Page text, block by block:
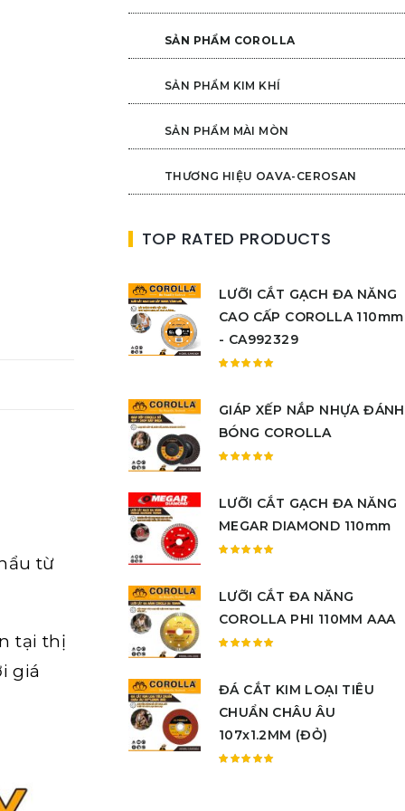
từ
tại thị
giá
SẢN PHẨM COROLLA
SẢN PHẨM KIM KHÍ
SẢN PHẨM MÀI MÒN
THƯƠNG HIỆU OAVA-CEROSAN
TOP RATED PRODUCTS
LƯỠI CẮT GẠCH ĐA NĂNG
CAO CẤP COROLLA 110mm
- CA992329
hạng
5.00 5
GIÁP XẾP NẮP NHỰA ĐÁNH
BÓNG COROLLA
hạng
5.005
LƯỠI CẮT GẠCH ĐA NĂNG
MEGAR DIAMOND 110mm
hạng
5.005
LƯỠI CẮT ĐA NĂNG
COROLLA PHI 110MM AAA
hạng
5.005
ĐÁ CẮT KIM LOẠI TIÊU
CHUẨN CHÂU ÂU
107x1.2MM (ĐỎ)